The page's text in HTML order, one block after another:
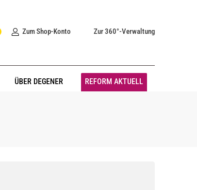
Zum Shop-Konto Zur 360°-Verwaltung
ÜBER DEGENER REFORM AKTUELL